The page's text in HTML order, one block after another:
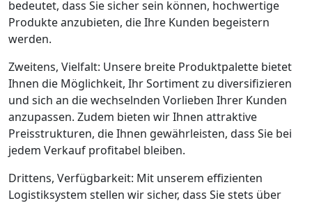
bedeutet, dass Sie sicher sein können, hochwertige
Produkte anzubieten, die Ihre Kunden begeistern
werden.
Zweitens, Vielfalt: Unsere breite Produktpalette bietet
Ihnen die Möglichkeit, Ihr Sortiment zu diversifizieren
und sich an die wechselnden Vorlieben Ihrer Kunden
anzupassen. Zudem bieten wir Ihnen attraktive
Preisstrukturen, die Ihnen gewährleisten, dass Sie bei
jedem Verkauf profitabel bleiben.
Drittens, Verfügbarkeit: Mit unserem effizienten
Logistiksystem stellen wir sicher, dass Sie stets über